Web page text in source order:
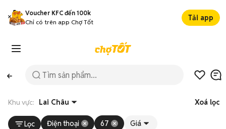
Voucher KFC đến 100k
Chỉ có trên app Chợ Tốt
Tải app
Khu vực: Lai Châu Xoá lọc
Lọc Điện thoại 67 Giá